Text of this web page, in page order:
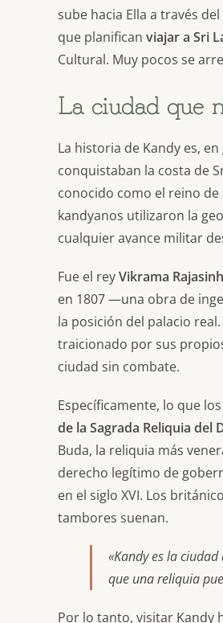
sube hacia Ella a través
que planifican viajar a Sri
Cultural. Muy pocos se
La ciudad que
La historia de Kandy es,
conquistaban la costa de
conocido como el reino
kandyanos utilizaron la
cualquier avance militar
Fue el reyVikrama
en 1807 —una obra de
la posición del palacio
traicionado por sus
ciudad sin combate.
Específicamente, lo que
de la Sagrada Reliquia del
Buda, la reliquia más
derecho legítimo de
en el siglo XVI. Los
tambores suenan.
«Kandy es la
que una reliquia
Por lo tanto, visitar Kandy